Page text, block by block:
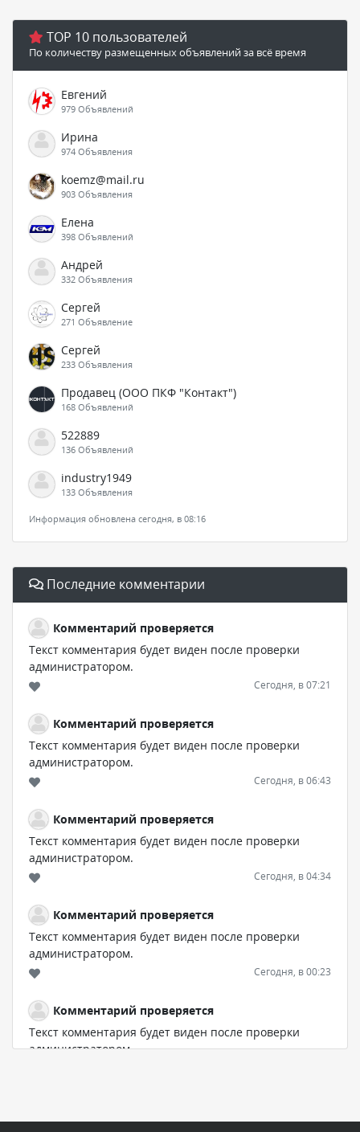
TOP 10 пользователей
По количеству размещенных объявлений за всё время
Евгений
979 Объявлений
Ирина
974 Объявления
koemz@mail.ru
903 Объявления
Елена
398 Объявлений
Андрей
332 Объявления
Сергей
271 Объявление
Сергей
233 Объявления
Продавец (ООО ПКФ "Контакт")
168 Объявлений
522889
136 Объявлений
industry1949
133 Объявления
Информация обновлена сегодня, в 08:16
Последние комментарии
Комментарий проверяется
Текст комментария будет виден после проверки
администратором.
Сегодня, в 07:21
Комментарий проверяется
Текст комментария будет виден после проверки
администратором.
Сегодня, в 06:43
Комментарий проверяется
Текст комментария будет виден после проверки
администратором.
Сегодня, в 04:34
Комментарий проверяется
Текст комментария будет виден после проверки
администратором.
Сегодня, в 00:23
Комментарий проверяется
Текст комментария будет виден после проверки
администратором.